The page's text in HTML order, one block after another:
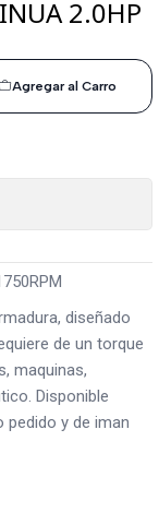
2.0HP
Agregar al Carro
diseñado
de un torque
maquinas,
Disponible
pedido y de iman